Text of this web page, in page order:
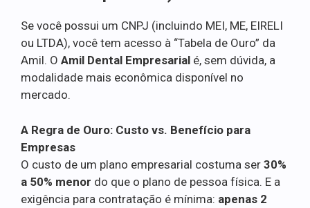
Se você possui um CNPJ (incluindo MEI, ME, EIRELI
ou LTDA), você tem acesso à “Tabela de Ouro” da
Amil. O Amil Dental Empresarial é, sem dúvida, a
modalidade mais econômica disponível no
mercado.
A Regra de Ouro: Custo vs. Benefício para
Empresas
O custo de um plano empresarial costuma ser 30%
a 50% menor do que o plano de pessoa física. E a
exigência para contratação é mínima: apenas 2